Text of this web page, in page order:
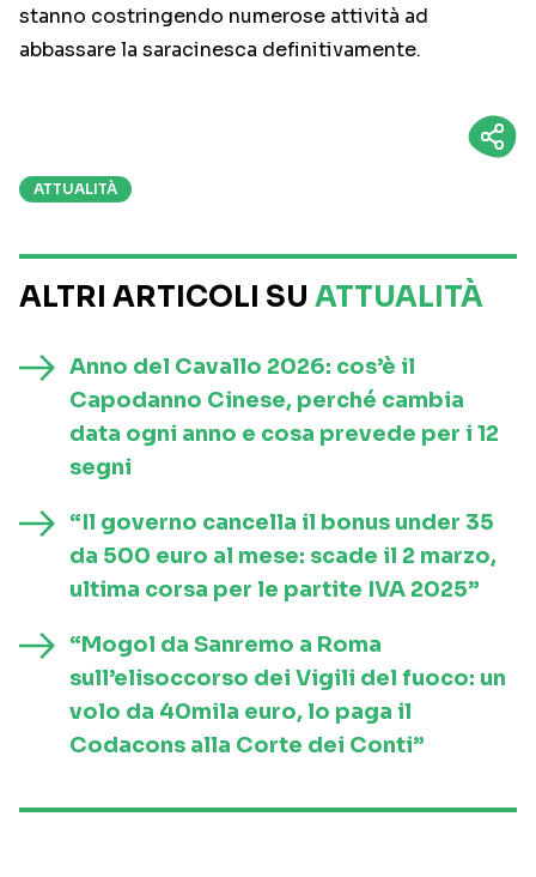
stanno costringendo numerose attività ad
abbassare la saracinesca definitivamente.
ATTUALITÀ
ALTRI ARTICOLI SU ATTUALITÀ
Anno del Cavallo 2026: cos’è il
Capodanno Cinese, perché cambia
data ogni anno e cosa prevede per i 12
segni
“Il governo cancella il bonus under 35
da 500 euro al mese: scade il 2 marzo,
ultima corsa per le partite IVA 2025”
“Mogol da Sanremo a Roma
sull’elisoccorso dei Vigili del fuoco: un
volo da 40mila euro, lo paga il
Codacons alla Corte dei Conti”